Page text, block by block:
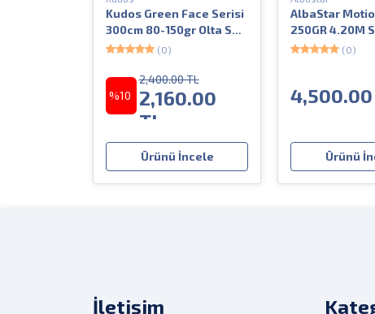
Kudos Green Face Serisi
300cm 80-150gr Olta Surf
Kamışı
(0)
%10
2,400.00 TL
2,160.00
TL
Ürünü İncele
AlbaStar
250GR 4.20M
Kamışı
(0)
4,500.00
Ürünü
İletişim